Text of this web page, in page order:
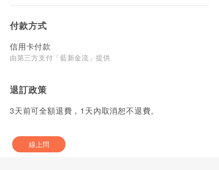
付款方式
信用卡付款
由第三方支付「藍新金流」提供
退訂政策
3天前可全額退費，1天內取消恕不退費。
線上問